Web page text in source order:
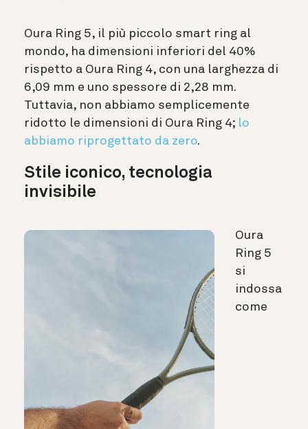
Oura Ring 5, il più piccolo smart ring al
mondo, ha dimensioni inferiori del 40%
rispetto a Oura Ring 4, con una larghezza di
6,09 mm e uno spessore di 2,28 mm.
Tuttavia, non abbiamo semplicemente
ridotto le dimensioni di Oura Ring 4; lo
abbiamo riprogettato da zero.
Stile iconico, tecnologia
invisibile
Oura
Ring 5
si
indossa
come